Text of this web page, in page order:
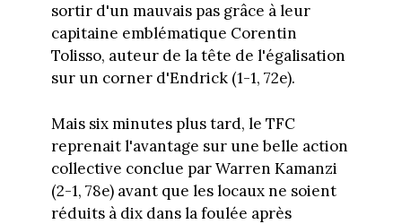
sortir d'un mauvais pas grâce à leur
capitaine emblématique Corentin
Tolisso, auteur de la tête de l'égalisation
sur un corner d'Endrick (1-1, 72e).
Mais six minutes plus tard, le TFC
reprenait l'avantage sur une belle action
collective conclue par Warren Kamanzi
(2-1, 78e) avant que les locaux ne soient
réduits à dix dans la foulée après